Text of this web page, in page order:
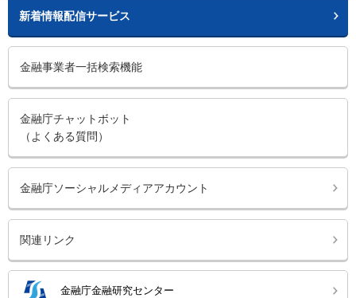
新着情報配信サービス
金融事業者一括検索機能
金融庁チャットボット
（よくある質問）
金融庁ソーシャルメディアアカウント
関連リンク
金融庁金融研究センター